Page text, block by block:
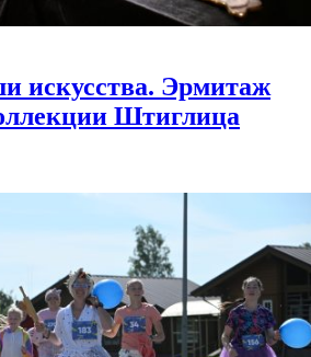
искусства. Эрмитаж
Штиглица